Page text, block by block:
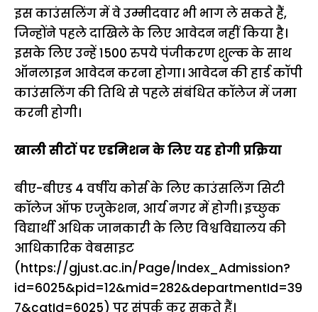
इस काउंसलिंग में वे उम्मीदवार भी भाग ले सकते हैं,
जिन्होंने पहले दाखिले के लिए आवेदन नहीं किया है।
इसके लिए उन्हें 1500 रुपये पंजीकरण शुल्क के साथ
ऑनलाइन आवेदन करना होगा। आवेदन की हार्ड कॉपी
काउंसलिंग की तिथि से पहले संबंधित कॉलेज में जमा
करनी होगी।
खाली सीटों पर एडमिशन के लिए यह होगी प्रक्रिया
बीए-बीएड 4 वर्षीय कोर्स के लिए काउंसलिंग सिटी
कॉलेज ऑफ एजुकेशन, आर्य नगर में होगी। इच्छुक
विद्यार्थी अधिक जानकारी के लिए विश्वविद्यालय की
आधिकारिक वेबसाइट
(https://gjust.ac.in/Page/Index_Admission?
id=6025&pid=12&mid=282&departmentId=39
7&catId=6025) पर संपर्क कर सकते हैं।